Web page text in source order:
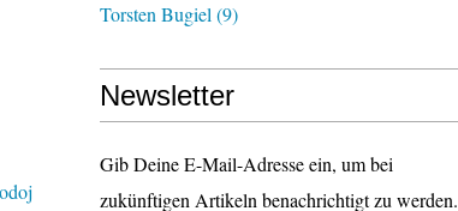
Torsten Bugiel (9)
Newsletter
Gib Deine E-Mail-Adresse ein, um bei
zukünftigen Artikeln benachrichtigt zu werden.